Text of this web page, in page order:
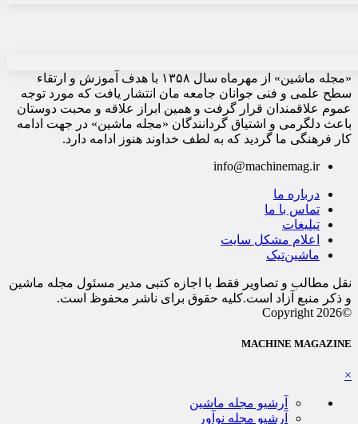
«مجله ماشین» از مهرماه سال ۱۳۵۸ با هدف آموزش و ارتقاء
سطح علمی و فنی جوانان جامعه مان انتشار یافت که مورد توجه
عموم علاقمندان قرار گرفت و همین ابراز علاقه و محبت دوستان
باعث دلگرمی و اشتیاق گردانندگان «مجله ماشین» در جهت ادامه
کار فرهنگی ما گردید که به لطف خداوند هنوز ادامه دارد.
info@machinemag.ir
درباره ما
تماس با ما
تبلیغات
اعلام مشکل سایت
ماشین‌تیک
نقل مطالب و تصاویر فقط با اجازه کتبی مدیر مسئول مجله ماشین
و ذکر منبع آزاد است.کلیه حقوق برای ناشر محفوظ است.
©Copyright 2026
MACHINE MAGAZINE
×
آرشیو مجله ماشین
آرشیو مجله نوآور